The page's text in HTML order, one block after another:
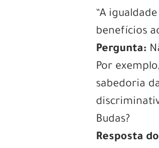
“A
benefícios
Pergunta:
Por
sabedoria
Budas?
Resposta